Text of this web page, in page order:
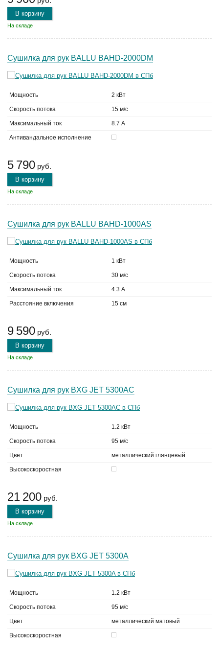
В корзину
На складе
Сушилка для рук BALLU BAHD-2000DM
Мощность 2 кВт
Скорость потока 15 м/с
Максимальный ток 8.7 А
Антивандальное исполнение
5 790 руб.
В корзину
На складе
Сушилка для рук BALLU BAHD-1000AS
Мощность 1 кВт
Скорость потока 30 м/с
Максимальный ток 4.3 А
Расстояние включения 15 см
9 590 руб.
В корзину
На складе
Сушилка для рук BXG JET 5300AC
Мощность 1.2 кВт
Скорость потока 95 м/с
Цвет металлический глянцевый
Высокоскоростная
21 200 руб.
В корзину
На складе
Сушилка для рук BXG JET 5300A
Мощность 1.2 кВт
Скорость потока 95 м/с
Цвет металлический матовый
Высокоскоростная